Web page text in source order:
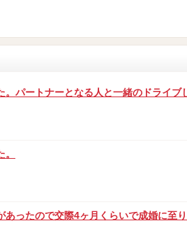
パートナーとなる人と一緒のドライブ
ったので交際4ヶ月くらいで成婚に至り